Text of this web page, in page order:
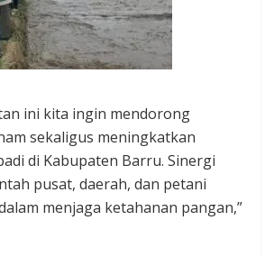
ini kita ingin mendorong
sekaligus meningkatkan
di Kabupaten Barru. Sinergi
pusat, daerah, dan petani
menjaga ketahanan pangan,”